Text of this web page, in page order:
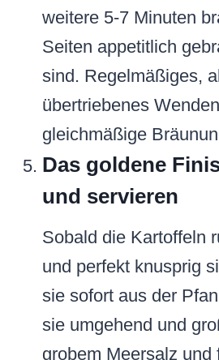
weitere 5-7 Minuten
Seiten appetitlich
sind. Regelmäßiges,
übertriebenes
gleichmäßige
Das goldene
und servieren
Sobald die Kartoffeln
und perfekt knusprig
sie sofort aus der
sie umgehend und
grobem Meersalz und